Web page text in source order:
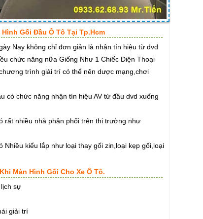
Gối Đầu Ô Tô Tại Tp.Hcm
Nay không chỉ đơn giản là nhận tín hiệu từ dvd
chức năng nữa Giống Như 1 Chiếc Điện Thoại
trình giải trí có thể nên dược mạng,chơi
có chức năng nhận tín hiệu AV từ đầu dvd xuống
rất nhiều nhà phân phối trên thị trường như
Nhiều kiểu lắp như loại thay gối zin,loại kẹp gối,loại
Màn Hình Gối Cho Xe Ô Tô.
sự
giải trí